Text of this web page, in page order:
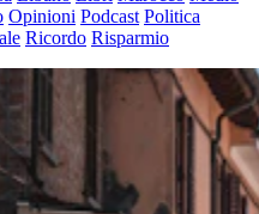
Opinioni Podcast Politica
Ricordo Risparmio